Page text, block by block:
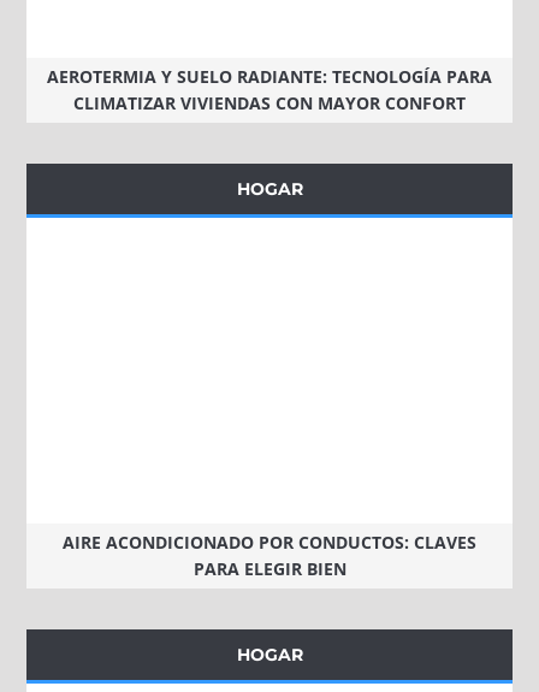
AEROTERMIA Y SUELO RADIANTE: TECNOLOGÍA PARA
CLIMATIZAR VIVIENDAS CON MAYOR CONFORT
HOGAR
AIRE ACONDICIONADO POR CONDUCTOS: CLAVES
PARA ELEGIR BIEN
HOGAR